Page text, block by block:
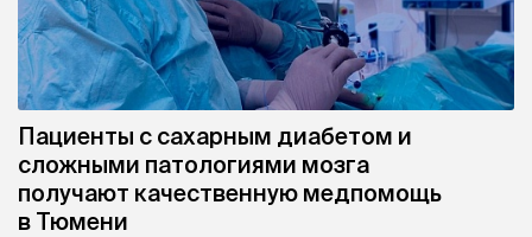
Пациенты с сахарным диабетом и
сложными патологиями мозга
получают качественную медпомощь
в Тюмени